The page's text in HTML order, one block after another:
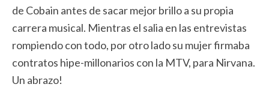
de Cobain antes de sacar mejor brillo a su propia
carrera musical. Mientras el salia en las entrevistas
rompiendo con todo, por otro lado su mujer firmaba
contratos hipe-millonarios con la MTV, para Nirvana.
Un abrazo!